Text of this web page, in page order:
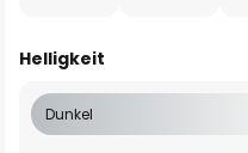
Helligkeit
Dunkel